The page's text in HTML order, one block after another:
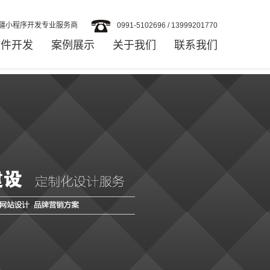
小程序开发专业服务商 0991-5102696 / 13999201770
开发 案例展示 关于我们 联系我们